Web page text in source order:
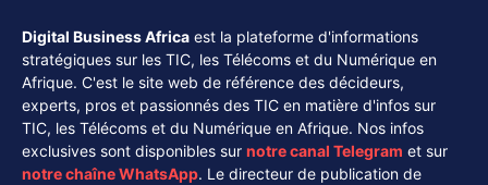
Digital Business Africa est la plateforme d'informations
stratégiques sur les TIC, les Télécoms et du Numérique en
Afrique. C'est le site web de référence des décideurs,
experts, pros et passionnés des TIC en matière d'infos sur
TIC, les Télécoms et du Numérique en Afrique. Nos infos
exclusives sont disponibles sur notre canal Telegram et sur
notre chaîneWhatsApp. Le directeur de publication de